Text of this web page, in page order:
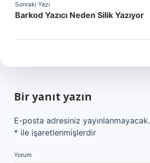
Sonraki Yazı
Barkod Yazıcı Neden Silik Yazıyor
Bir yanıt yazın
E-posta adresiniz yayınlanmayacak.
* ile işaretlenmişlerdir
Yorum